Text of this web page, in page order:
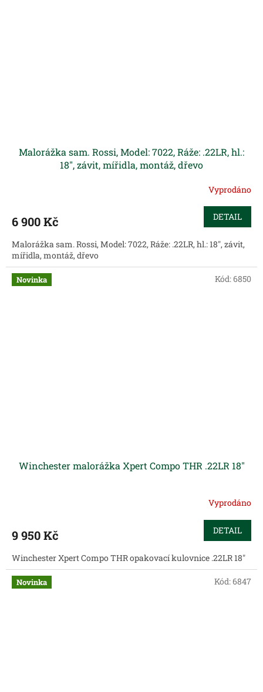
Malorážka sam. Rossi, Model: 7022, Ráže: .22LR, hl.:
18", závit, mířidla, montáž, dřevo
Vyprodáno
6 900 Kč DETAIL
Malorážka sam. Rossi, Model: 7022, Ráže: .22LR, hl.: 18", závit,
mířidla, montáž, dřevo
Novinka
Winchester malorážka Xpert Compo THR .22LR 18"
Vyprodáno
9 950 Kč DETAIL
Winchester Xpert Compo THR opakovací kulovnice .22LR 18"
Kód:6850
Novinka Kód:6847